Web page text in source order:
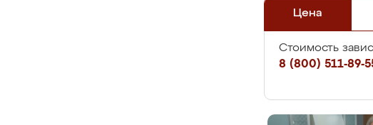
Цена
Стоимость
8 (800) 511-89-